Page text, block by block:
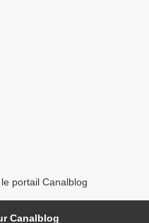
portail Canalblog
Canalblog